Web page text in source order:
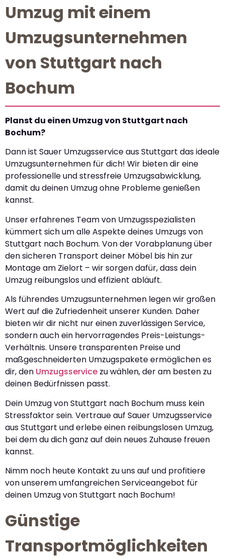
Umzug mit einem
Umzugsunternehmen
von Stuttgart nach
Bochum
Planst du einen Umzug von Stuttgart nach
Bochum?
Dann ist Sauer Umzugsservice aus Stuttgart das ideale
Umzugsunternehmen für dich! Wir bieten dir eine
professionelle und stressfreie Umzugsabwicklung,
damit du deinen Umzug ohne Probleme genießen
kannst.
Unser erfahrenes Team von Umzugsspezialisten
kümmert sich um alle Aspekte deines Umzugs von
Stuttgart nach Bochum. Von der Vorabplanung über
den sicheren Transport deiner Möbel bis hin zur
Montage am Zielort – wir sorgen dafür, dass dein
Umzug reibungslos und effizient abläuft.
Als führendes Umzugsunternehmen legen wir großen
Wert auf die Zufriedenheit unserer Kunden. Daher
bieten wir dir nicht nur einen zuverlässigen Service,
sondern auch ein hervorragendes Preis-Leistungs-
Verhältnis. Unsere transparenten Preise und
maßgeschneiderten Umzugspakete ermöglichen es
dir, den Umzugsservice zu wählen, der am besten zu
deinen Bedürfnissen passt.
Dein Umzug von Stuttgart nach Bochum muss kein
Stressfaktor sein. Vertraue auf Sauer Umzugsservice
aus Stuttgart und erlebe einen reibungslosen Umzug,
bei dem du dich ganz auf dein neues Zuhause freuen
kannst.
Nimm noch heute Kontakt zu uns auf und profitiere
von unserem umfangreichen Serviceangebot für
deinen Umzug von Stuttgart nach Bochum!
Günstige
Transportmöglichkeiten